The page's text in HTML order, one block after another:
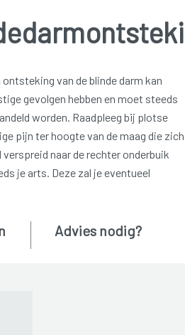
ontsteking van de blinde darm kan
gevolgen hebben en moet steeds
worden. Raadpleeg bij plotse
pijn ter hoogte van de maag die zich
verspreid naar de rechter onderbuik
je arts. Deze zal je eventueel
Advies nodig?